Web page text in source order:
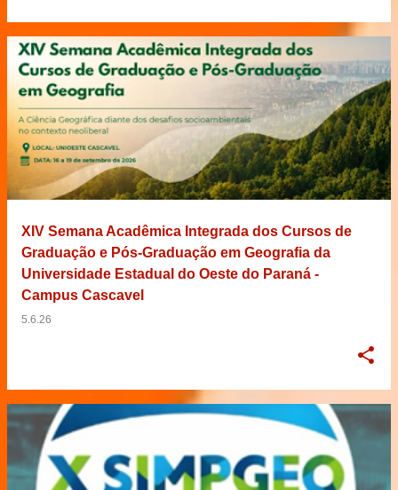
XIV Semana Acadêmica Integrada dos Cursos de
Graduação e Pós-Graduação em Geografia da
Universidade Estadual do Oeste do Paraná -
Campus Cascavel
5.6.26